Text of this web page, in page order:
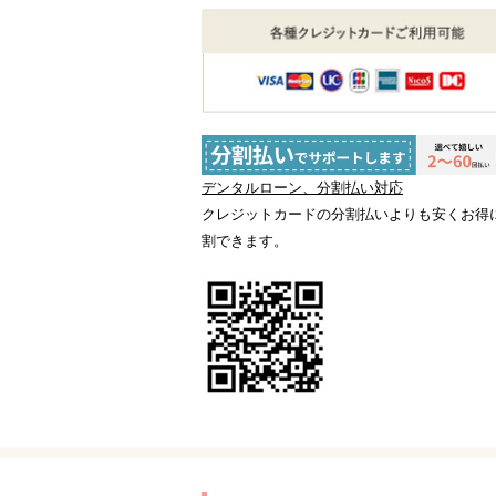
デンタルローン、分割払い対応
クレジットカードの分割払いよりも安くお得
割できます。